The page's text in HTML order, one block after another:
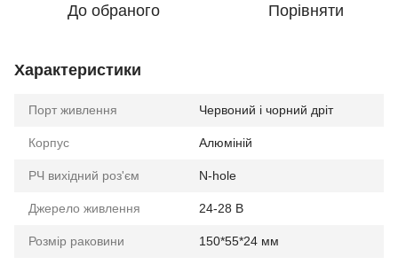
До обраного Порівняти
Характеристики
Порт живлення Червоний і чорний дріт
Корпус Алюміній
РЧ вихідний роз'єм N-hole
Джерело живлення 24-28 В
Розмір раковини 150*55*24 мм